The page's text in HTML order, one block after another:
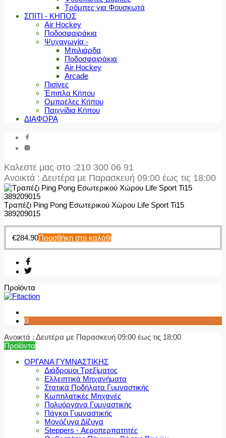
Τρόμπες για Φουσκωτά
ΣΠΙΤΙ - ΚΗΠΟΣ
Air Hockey
Ποδοσφαιράκια
Ψυχαγωγία -
Μπιλιάρδα
Ποδοσφαιράκια
Air Hockey
Arcade
Πισίνες
Έπιπλα Κήπου
Ομπρέλες Κήπου
Παιχνίδια Κήπου
ΔΙΑΦΟΡΑ
Καλεστε μας στο :210 300 06 91
Ανοικτά : Δευτέρα με Παρασκευή 09:00 έως τις 18:00
Τραπέζι Ping Pong Εσωτερικού Χώρου Life Sport Ti15
389209015
€284.90Προσθήκη στο καλάθι
Προϊόντα
0
Ανοικτά : Δευτέρα με Παρασκευή 09:00 έως τις 18:00
Προϊόντα
ΟΡΓΑΝΑ ΓΥΜΝΑΣΤΙΚΗΣ
Διάδρομοι Τρεξίματος
Ελλειπτικά Μηχανήματα
Στατικά Ποδήλατα Γυμναστικής
Κωπηλατικές Μηχανές
Πολυόργανα Γυμναστικής
Πάγκοι Γυμναστικής
Μονόζυγα Δίζυγα
Steppers - Αεροπερπατητές